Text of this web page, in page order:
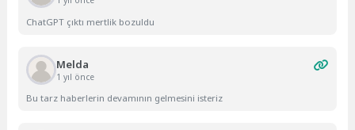
ChatGPT çıktı mertlik bozuldu
Melda
1 yıl önce
Bu tarz haberlerin devamının gelmesini isteriz